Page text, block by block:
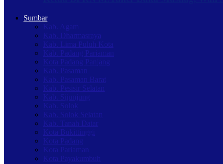
Sumbar
Kab. Agam
Kab. Dharmasraya
Kab. Lima Puluh Kota
Kab. Padang Pariaman
Kota Padang Panjang
Kab. Pasaman
Kab. Pasaman Barat
Kab. Pesisir Selatan
Kab. Sijunjung
Kab. Solok
Kab. Solok Selatan
Kab. Tanah Datar
Kota Bukittinggi
Kota Padang
Kota Pariaman
Kota Payakumbuh